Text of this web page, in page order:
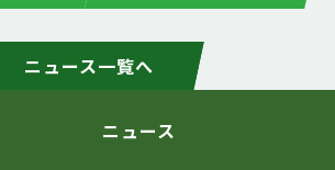
ニュース一覧へ
ニュース